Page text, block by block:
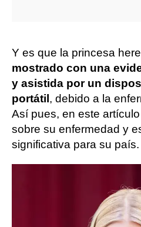
Y es que la princesa
mostrado con una
y asistida por un
portátil, debido a la
Así pues, en este
sobre su enfermedad y
significativa para su país.